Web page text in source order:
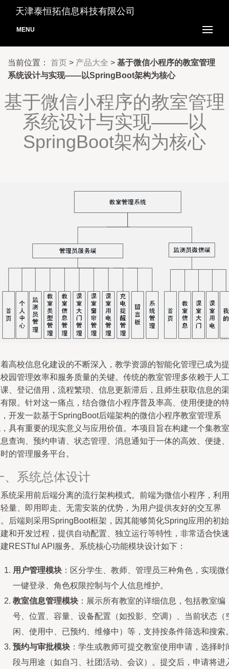
天津泰恒拓信息科技有限公司
MENU
当前位置： 首页 > 产品大全 > 基于微信小程序的教室管理
系统设计与实现——以SpringBoot架构为核心
基于微信小程序的教室管理
系统设计与实现——以
SpringBoot架构为核心
高校信息化建设的不断深入，教学资源的智能化管理已成为提
园管理效率和服务质量的关键。传统的教室管理多依赖于人工
、登记借用，流程繁琐、信息更新滞后，且师生获取信息的渠
限。针对这一痛点，结合微信小程序普及率高、使用便捷的特
开发一款基于SpringBoot后端架构的微信小程序教室管理系
具有重要的现实意义与应用价值。本项目旨在构建一个集教室
查询、预约申请、状态管理、消息通知于一体的高效、便捷、
的管理服务平台。
、系统总体设计
统采用前后端分离的流行架构模式。前端为微信小程序，利用
量、即用即走、无需安装的优势，为用户提供友好的交互界
后端则采用SpringBoot框架，因其能够简化Spring应用的初始
和开发过程，提供自动配置、独立运行等特性，非常适合快速
RESTful API服务。系统核心功能模块设计如下：
用户管理模块 ：区分学生、教师、管理员三种角色，实现微
一键登录、角色权限控制与个人信息维护。
教室信息管理模块 ：展示所有教室的详细信息，包括教室编
号、位置、容量、设备配置（如投影、空调）、当前状态（
闲、使用中、已预约、维修中）等，支持按条件筛选和搜索
预约与审批模块 ：学生或教师可提交教室使用申请，选择时
段与用途（如自习、社团活动、会议）。提交后，申请将进